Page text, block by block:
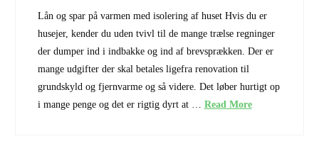
Lån og spar på varmen med isolering af huset Hvis du er
husejer, kender du uden tvivl til de mange trælse regninger
der dumper ind i indbakke og ind af brevsprækken. Der er
mange udgifter der skal betales ligefra renovation til
grundskyld og fjernvarme og så videre. Det løber hurtigt op
i mange penge og det er rigtig dyrt at … Read More